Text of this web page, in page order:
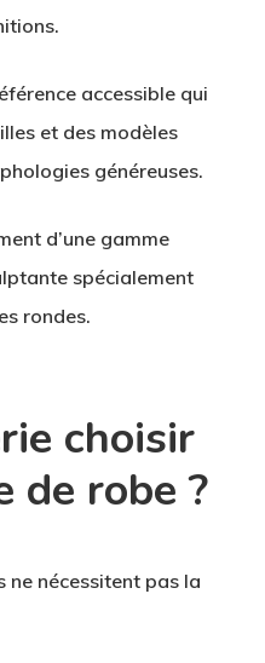
accessible qui
et des modèles
généreuses.
d’une gamme
spécialement
rondes.
choisir
de robe ?
ne nécessitent pas la